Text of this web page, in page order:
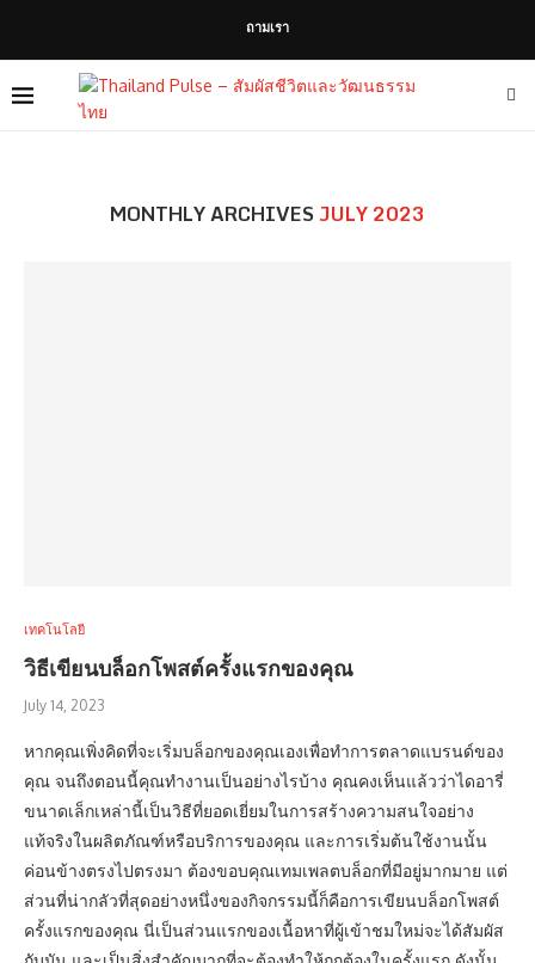
ถามเรา
MONTHLY ARCHIVES JULY 2023
เทคโนโลยี
วิธีเขียนบล็อกโพสต์ครั้งแรกของคุณ
July 14, 2023
หากคุณเพิ่งคิดที่จะเริ่มบล็อกของคุณเองเพื่อทำการตลาดแบรนด์ของ
คุณ จนถึงตอนนี้คุณทำงานเป็นอย่างไรบ้าง คุณคงเห็นแล้วว่าไดอารี่
ขนาดเล็กเหล่านี้เป็นวิธีที่ยอดเยี่ยมในการสร้างความสนใจอย่าง
แท้จริงในผลิตภัณฑ์หรือบริการของคุณ และการเริ่มต้นใช้งานนั้น
ค่อนข้างตรงไปตรงมา ต้องขอบคุณเทมเพลตบล็อกที่มีอยู่มากมาย แต่
ส่วนที่น่ากลัวที่สุดอย่างหนึ่งของกิจกรรมนี้ก็คือการเขียนบล็อกโพสต์
ครั้งแรกของคุณ นี่เป็นส่วนแรกของเนื้อหาที่ผู้เข้าชมใหม่จะได้สัมผัส